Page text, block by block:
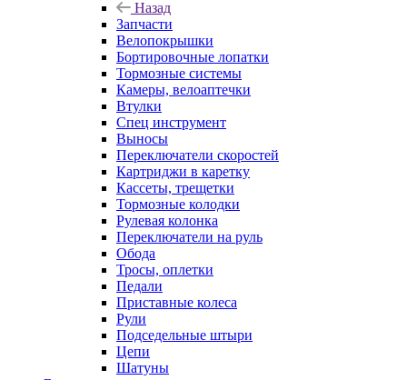
Назад
Запчасти
Велопокрышки
Бортировочные лопатки
Тормозные системы
Камеры, велоаптечки
Втулки
Спец инструмент
Выносы
Переключатели скоростей
Картриджи в каретку
Кассеты, трещетки
Тормозные колодки
Рулевая колонка
Переключатели на руль
Обода
Тросы, оплетки
Педали
Приставные колеса
Рули
Подседельные штыри
Цепи
Шатуны